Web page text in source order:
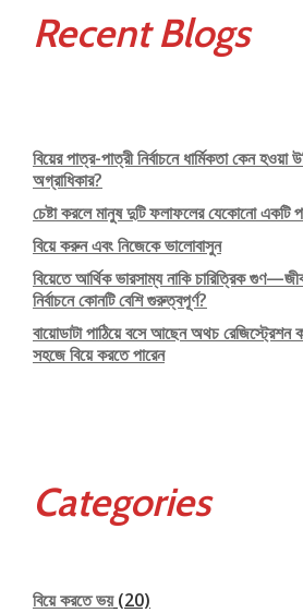
Recent Blogs
বিয়ের পাত্র-পাত্রী নির্বাচনে ধার্মিকতা কেন
অগ্রাধিকার?
চেষ্টা করলে মানুষ দুটি ফলাফলের যেকোনো একটি
বিয়ে করুন এবং নিজেকে ভালোবাসুন
বিয়েতে আর্থিক ভারসাম্য নাকি চারিত্রিক
নির্বাচনে কোনটি বেশি গুরুত্বপূর্ণ?
বায়োডাটা পাঠিয়ে বসে আছেন অথচ রেজিস্ট্রেশন
সহজে বিয়ে করতে পারেন
Categories
বিয়ে করতে ভয়(20)